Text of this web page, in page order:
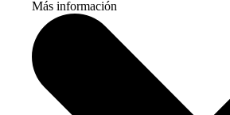
Más información